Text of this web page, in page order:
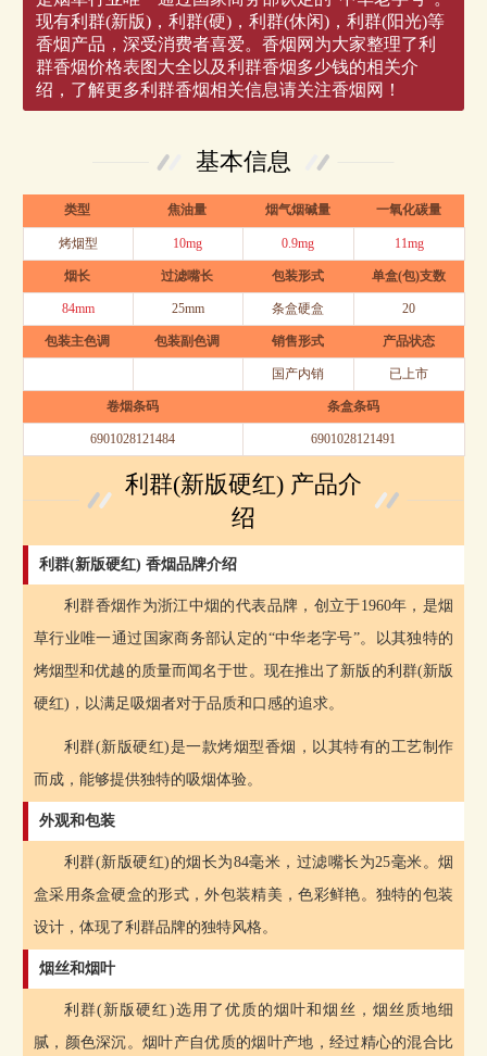
现有利群(新版)，利群(硬)，利群(休闲)，利群(阳光)等
香烟产品，深受消费者喜爱。香烟网为大家整理了利
群香烟价格表图大全以及利群香烟多少钱的相关介
绍，了解更多利群香烟相关信息请关注香烟网！
基本信息
类型 焦油量 烟气烟碱量 一氧化碳量
烤烟型 10mg 0.9mg 11mg
烟长 过滤嘴长 包装形式 单盒(包)支数
84mm 25mm 条盒硬盒 20
包装主色调 包装副色调 销售形式 产品状态
国产内销 已上市
卷烟条码 条盒条码
6901028121484 6901028121491
利群(新版硬红) 产品介
绍
利群(新版硬红) 香烟品牌介绍
利群香烟作为浙江中烟的代表品牌，创立于1960年，是烟
草行业唯一通过国家商务部认定的“中华老字号”。以其独特的
烤烟型和优越的质量而闻名于世。现在推出了新版的利群(新版
硬红)，以满足吸烟者对于品质和口感的追求。
利群(新版硬红)是一款烤烟型香烟，以其特有的工艺制作
而成，能够提供独特的吸烟体验。
外观和包装
利群(新版硬红)的烟长为84毫米，过滤嘴长为25毫米。烟
盒采用条盒硬盒的形式，外包装精美，色彩鲜艳。独特的包装
设计，体现了利群品牌的独特风格。
烟丝和烟叶
利群(新版硬红)选用了优质的烟叶和烟丝，烟丝质地细
腻，颜色深沉。烟叶产自优质的烟叶产地，经过精心的混合比